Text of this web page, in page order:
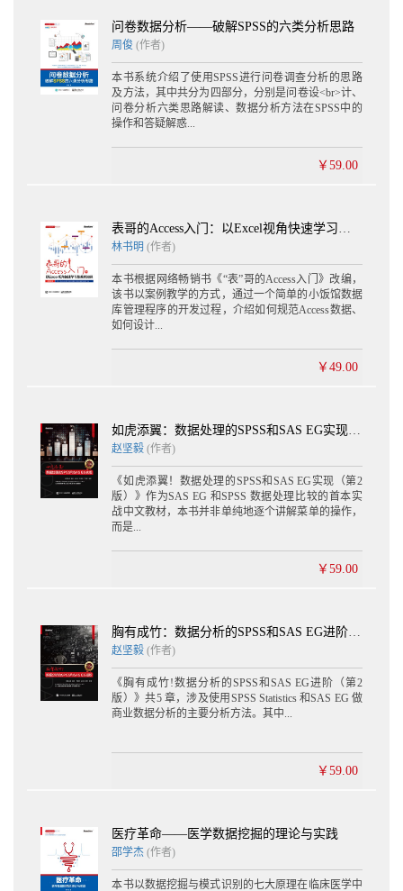
问卷数据分析——破解SPSS的六类分析思路
周俊 (作者)
本书系统介绍了使用SPSS进行问卷调查分析的思路
及方法，其中共分为四部分，分别是问卷设<br>计、
问卷分析六类思路解读、数据分析方法在SPSS中的
操作和答疑解惑...
￥59.00
表哥的Access入门：以Excel视角快速学习数据库知识
林书明 (作者)
本书根据网络畅销书《“表”哥的Access入门》改编，
该书以案例教学的方式，通过一个简单的小饭馆数据
库管理程序的开发过程，介绍如何规范Access数据、
如何设计...
￥49.00
如虎添翼：数据处理的SPSS和SAS EG实现（第2版）
赵坚毅 (作者)
《如虎添翼！数据处理的SPSS和SAS EG实现（第2
版）》作为SAS EG 和SPSS 数据处理比较的首本实
战中文教材，本书并非单纯地逐个讲解菜单的操作，
而是...
￥59.00
胸有成竹：数据分析的SPSS和SAS EG进阶（第2版）
赵坚毅 (作者)
《胸有成竹!数据分析的SPSS和SAS EG进阶（第2
版）》共5 章，涉及使用SPSS Statistics 和SAS EG 做
商业数据分析的主要分析方法。其中...
￥59.00
医疗革命——医学数据挖掘的理论与实践
邵学杰 (作者)
本书以数据挖掘与模式识别的七大原理在临床医学中